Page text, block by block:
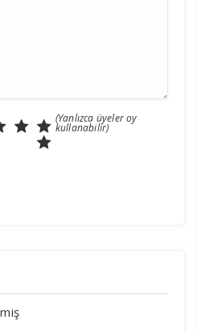
(Yanlızca üyeler oy
kullanabilir)